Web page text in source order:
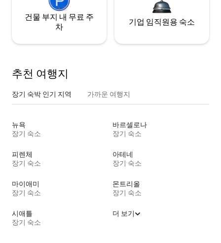
건물 부지 내 무료 주
차
기업 임직원용 숙소
추천 여행지
장기 숙박 인기 지역 가까운 여행지
뉴욕
장기 숙소
바르셀로나
장기 숙소
피렌체
장기 숙소
아테네
장기 숙소
마이애미
장기 숙소
몬트리올
장기 숙소
시애틀
장기 숙소
더 보기